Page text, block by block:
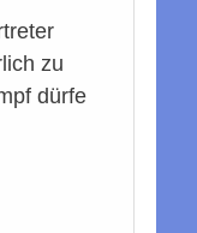
zu
dürfe